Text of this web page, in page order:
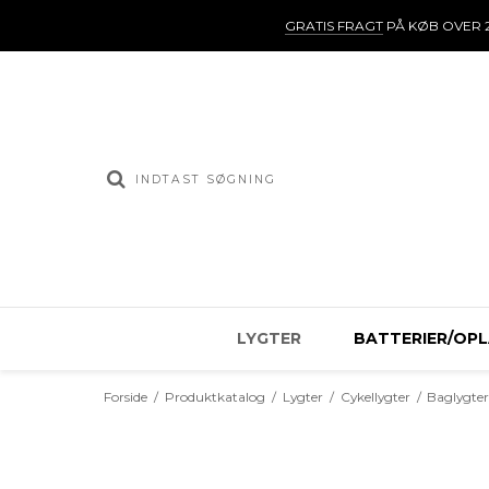
GRATIS FRAGTPÅ KØB OVER
LYGTER BATTERIER/
Forside / Produktkatalog / Lygter / Cykellygter / Baglygter